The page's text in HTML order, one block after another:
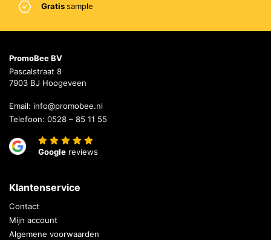
Gratissample
PromoBee BV
Pascalstraat 8
7903 BJ Hoogeveen
Email: info@promobee.nl
Telefoon: 0528 – 85 11 55
Google reviews
Klantenservice
Contact
Mijn account
Algemene voorwaarden